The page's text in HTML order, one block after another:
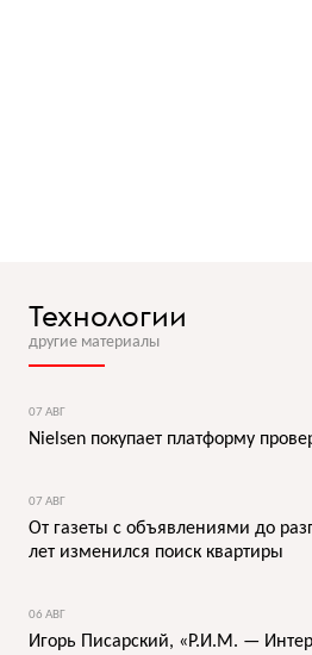
Технологии
другие материалы
07 АВГ
Nielsen покупает платформу
07 АВГ
От газеты с объявлениями до
лет изменился поиск квартиры
06 АВГ
Игорь Писарский, «Р.И.М. —